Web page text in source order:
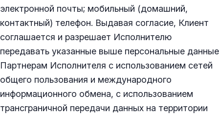
электронной почты; мобильный (домашний,
контактный) телефон. Выдавая согласие, Клиент
соглашается и разрешает Исполнителю
передавать указанные выше персональные данные
Партнерам Исполнителя с использованием сетей
общего пользования и международного
информационного обмена, с использованием
трансграничной передачи данных на территории